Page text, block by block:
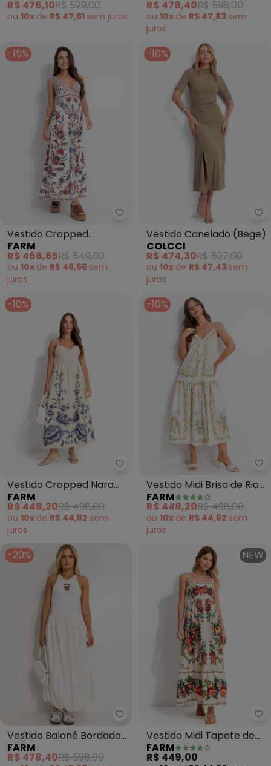
R$ 476,10R$ 529,00
ou 10x de R$ 47,61 sem juros
R$ 478,40R$ 598,00
ou 10x de R$ 47,83 sem
juros
-15%
Farm - Vestido Cropped
Vestido Cropped
Bohoflor (Bege)
FARM
R$ 466,65R$ 549,00
ou 10x de R$ 46,66 sem
juros
-10%
Vestido Canelado (Bege)
COLCCI
R$ 474,30R$ 527,00
ou 10x de R$ 47,43 sem
juros
-10%
Farm - Vestido Cropped Nara
Vestido Cropped Nara
Floral (Off White)
FARM
R$ 448,20R$ 498,00
ou 10x de R$ 44,82 sem
juros
-10%
Vestido Midi Brisa de Rio
(Bege)
FARM
R$ 448,20R$ 498,00
ou 10x de R$ 44,82 sem
juros
-20%
Farm - Vestido Balonê
Vestido Balonê Bordado
Banana (Off White)
FARM
R$ 478,40R$ 598,00
NEW
Vestido Midi Tapete de
Flor (Bege)
FARM
R$ 449,00